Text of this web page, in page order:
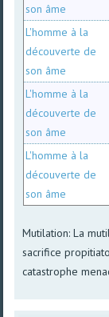
son âme
L'homme à la
découverte de
son âme
L'homme à la
découverte de
son âme
L'homme à la
découverte de
son âme
Mutilation: La
sacrifice
catastrophe